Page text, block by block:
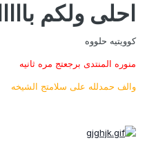
احلى ولكم
كوويتيه حلووه
منوره المنتدى برجعتج مره ثانيه
والف حمدلله على سلامتج الشيخه